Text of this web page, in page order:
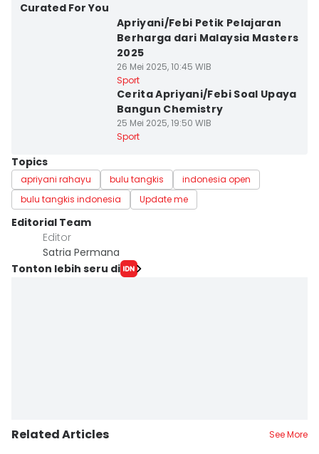
Curated For You
Apriyani/Febi Petik Pelajaran
Berharga dari Malaysia Masters
2025
26 Mei 2025, 10:45 WIB
Sport
Cerita Apriyani/Febi Soal Upaya
Bangun Chemistry
25 Mei 2025, 19:50 WIB
Sport
Topics
apriyani rahayu bulu tangkis
indonesia open
bulu tangkis indonesia
Update me
Editorial Team
Editor
Satria Permana
Tonton lebih seru di
Related Articles See More